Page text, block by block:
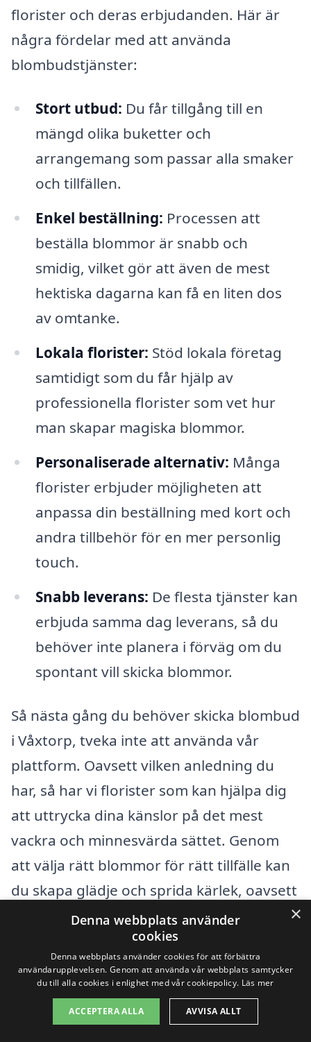
florister och deras erbjudanden. Här är
några fördelar med att använda
blombudstjänster:
Stort utbud: Du får tillgång till en
mängd olika buketter och
arrangemang som passar alla smaker
och tillfällen.
Enkel beställning: Processen att
beställa blommor är snabb och
smidig, vilket gör att även de mest
hektiska dagarna kan få en liten dos
av omtanke.
Lokala florister: Stöd lokala företag
samtidigt som du får hjälp av
professionella florister som vet hur
man skapar magiska blommor.
Personaliserade alternativ: Många
florister erbjuder möjligheten att
anpassa din beställning med kort och
andra tillbehör för en mer personlig
touch.
Snabb leverans: De flesta tjänster kan
erbjuda samma dag leverans, så du
behöver inte planera i förväg om du
spontant vill skicka blommor.
Så nästa gång du behöver skicka blombud
i Våxtorp, tveka inte att använda vår
plattform. Oavsett vilken anledning du
har, så har vi florister som kan hjälpa dig
att uttrycka dina känslor på det mest
vackra och minnesvärda sättet. Genom
att välja rätt blommor för rätt tillfälle kan
du skapa glädje och sprida kärlek, oavsett
avståndet mellan er. Ta en titt på vårt
utbud och låt oss hjälpa dig att göra
någons dag ljusare!
Populära återförsäljare
×
Denna webbplats använder
cookies
Denna webbplats använder cookies för att förbättra
användarupplevelsen. Genom att använda vår webbplats samtycker
du till alla cookies i enlighet med vår cookiepolicy. Läs mer
ACCEPTERA ALLA AVVISA ALLT